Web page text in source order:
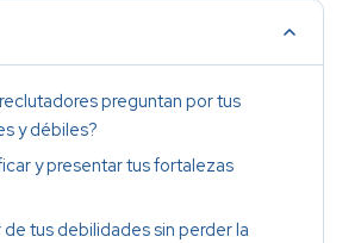
preguntan por tus
y débiles?
y presentar tus fortalezas
tus debilidades sin perder la